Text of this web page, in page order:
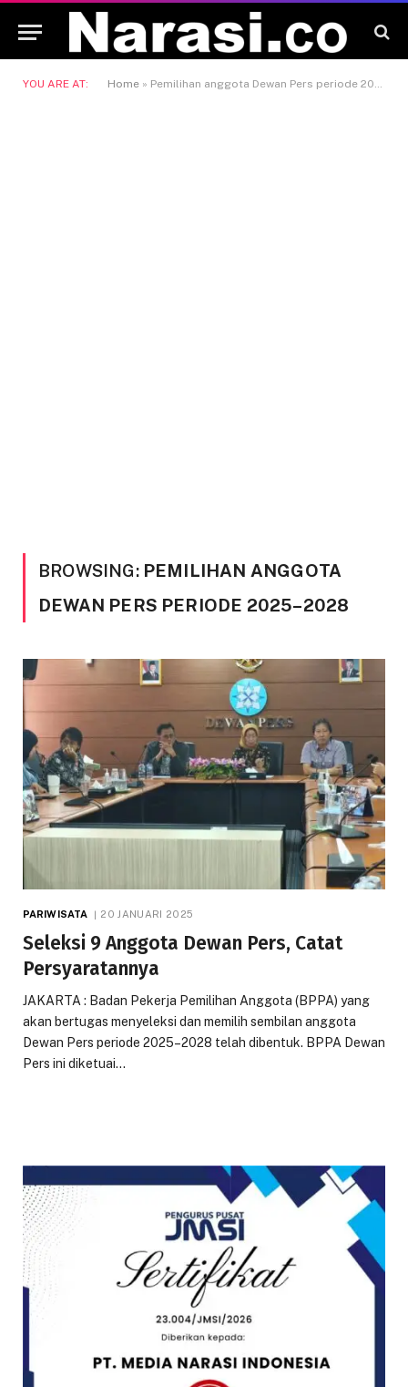
YOU ARE AT: Home » Pemilihan anggota Dewan Pers periode 2025–2028
BROWSING: PEMILIHAN ANGGOTA
DEWAN PERS PERIODE 2025–2028
PARIWISATA 20 JANUARI 2025
Seleksi 9 Anggota Dewan Pers, Catat
Persyaratannya
JAKARTA : Badan Pekerja Pemilihan Anggota (BPPA) yang
akan bertugas menyeleksi dan memilih sembilan anggota
Dewan Pers periode 2025–2028 telah dibentuk. BPPA Dewan
Pers ini diketuai…